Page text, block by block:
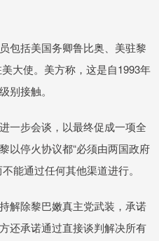
包括美国务卿鲁比奥、美驻黎
大使。美方称，这是自1993年
别接触。
一步会谈，以最终促成一项全
以停火协议都“必须由两国政府
能通过任何其他渠道进行。
解除黎巴嫩真主党武装，承诺
还承诺通过直接谈判解决所有